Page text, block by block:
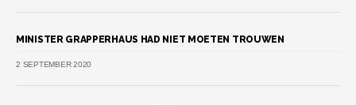
MINISTER GRAPPERHAUS HAD NIET MOETEN TROUWEN
2 SEPTEMBER 2020